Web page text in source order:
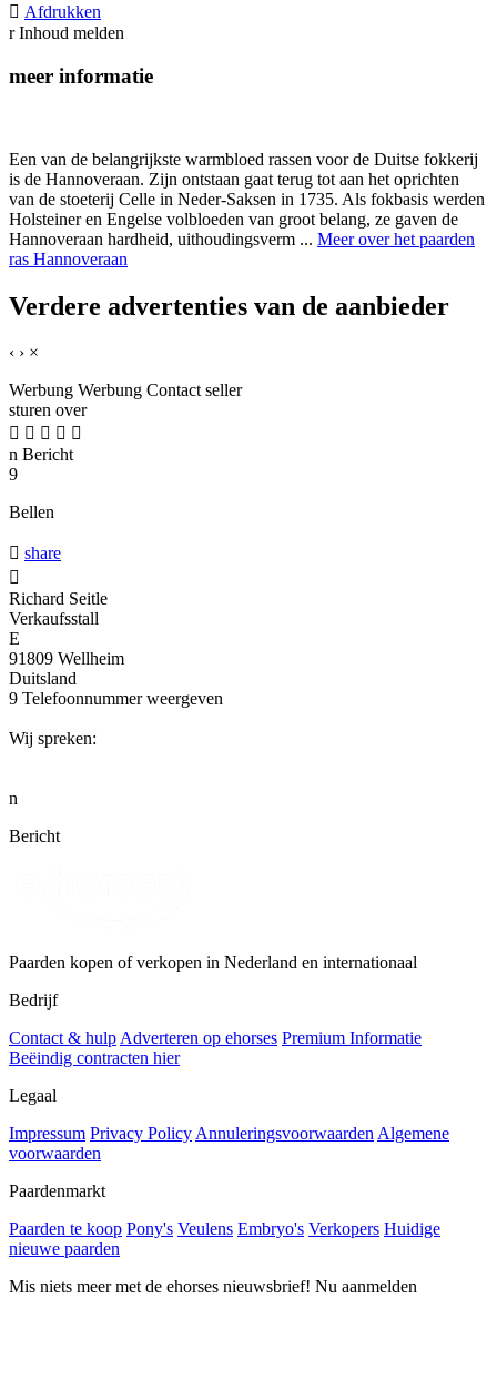
 Afdrukken
r Inhoud melden
meer informatie
Een van de belangrijkste warmbloed rassen voor de Duitse fokkerij
is de Hannoveraan. Zijn ontstaan gaat terug tot aan het oprichten
van de stoeterij Celle in Neder-Saksen in 1735. Als fokbasis werden
Holsteiner en Engelse volbloeden van groot belang, ze gaven de
Hannoveraan hardheid, uithoudingsverm ... Meer over het paarden
ras Hannoveraan
Verdere advertenties van de aanbieder
‹ › ×
Werbung Werbung Contact seller
sturen over
    
n Bericht
9
Bellen
 share

Richard Seitle
Verkaufsstall
E
91809 Wellheim
Duitsland
9 Telefoonnummer weergeven
Wij spreken:
n
Bericht
Paarden kopen of verkopen in Nederland en internationaal
Bedrijf
Contact & hulpAdverteren op ehorses Premium Informatie
Beëindig contracten hier
Legaal
Impressum Privacy PolicyAnnuleringsvoorwaardenAlgemene
voorwaarden
Paardenmarkt
Paarden te koop Pony's Veulens Embryo's Verkopers Huidige
nieuwe paarden
Mis niets meer met de ehorses nieuwsbrief! Nu aanmelden